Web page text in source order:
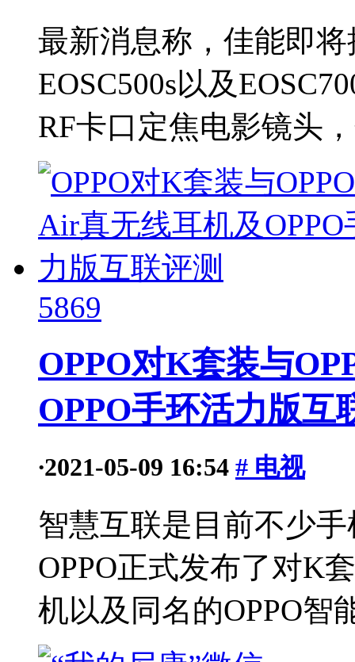
最新消息称，佳能即将
EOSC500s以及
RF卡口定焦电影镜头
5869
OPPO对K套装与
OPPO手环活力版互
·2021-05-09 16:54 # 电视
智慧互联是目前不少
OPPO正式发布了对K
机以及同名的OPPO智